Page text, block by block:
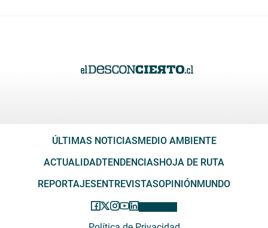
ÚLTIMAS NOTICIAS MEDIO AMBIENTE
ACTUALIDADTENDENCIAS HOJA DE RUTA
REPORTAJES ENTREVISTASOPINIÓN MUNDO